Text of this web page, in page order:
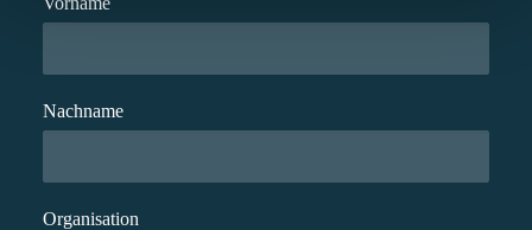
Nachname
Organisation